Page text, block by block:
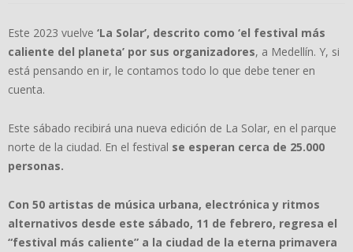
Este 2023 vuelve ‘La Solar’, descrito como ‘el festival más
caliente del planeta’ por sus organizadores, a Medellín. Y, si
está pensando en ir, le contamos todo lo que debe tener en
cuenta.
Este sábado recibirá una nueva edición de La Solar, en el parque
norte de la ciudad. En el festival se esperan cerca de 25.000
personas.
Con 50 artistas de música urbana, electrónica y ritmos
alternativos desde este sábado, 11 de febrero, regresa el
“festival más caliente” a la ciudad de la eterna primavera